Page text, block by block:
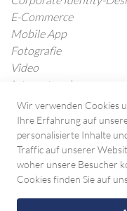
Wir verwenden Cookies
Ihre Erfahrung auf
personalisierte Inhalte
Traffic auf unserer
woher unsere Besucher
Cookies finden Sie auf
E-Commerce
Mobile App
Fotografie
Video
Internetwerbung
BLOG
Alle Beiträge